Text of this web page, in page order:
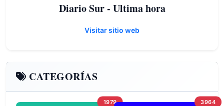
Diario Sur - Ultima hora
Visitar sitio web
CATEGORÍAS
1979 3964